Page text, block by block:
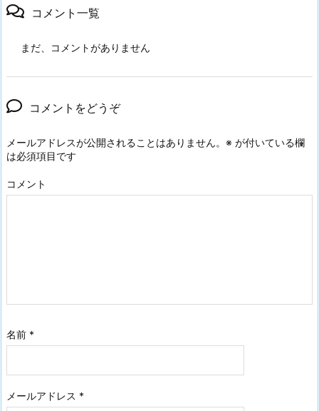
コメント一覧
まだ、コメントがありません
コメントをどうぞ
メールアドレスが公開されることはありません。 ※ が付いている欄
は必須項目です
コメント
名前 *
メールアドレス *